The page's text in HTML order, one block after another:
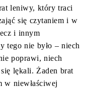
leniwy, który traci
się czytaniem i w
i innym
tego nie było – niech
poprawi, niech
lękali. Żaden brat
w niewłaściwej